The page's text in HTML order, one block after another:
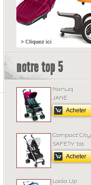
notre top 5
Nanuq
JANE
Acheter
Compact'City
SAFETY 1st
Acheter
Loola Up